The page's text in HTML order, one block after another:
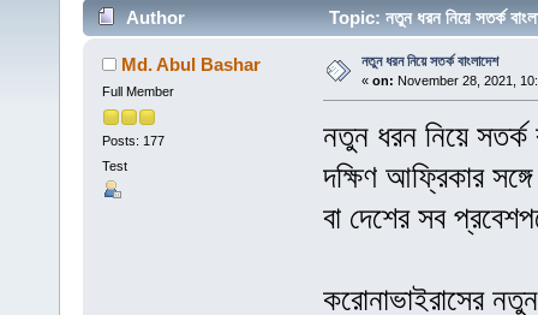
Author Topic: নতুন ধরন নিয়ে সতর্ক
Md. Abul Bashar
Full Member
Posts: 177
Test
নতুন ধরন নিয়ে সতর্ক বাংলাদেশ
« on: November 28, 2021,
নতুন ধরন নিয়ে সতর্ক
দক্ষিণ আফ্রিকার
বা দেশের সব
করোনাভাইরাসের